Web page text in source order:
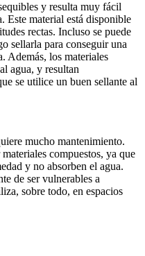
y resulta muy fácil
Este material está disponible
rectas. Incluso se puede
sellarla para conseguir una
Además, los materiales
agua, y resultan
se utilice un buen sellante al
mucho mantenimiento.
compuestos, ya que
y no absorben el agua.
de ser vulnerables a
sobre todo, en espacios